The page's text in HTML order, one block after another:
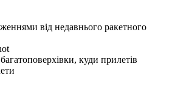
куди прилетів